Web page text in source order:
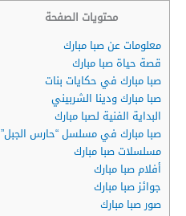
محتويات الصفحة
معلومات عن صبا مبارك
قصة حياة صبا مبارك
صبا مبارك في حكايات بنات
صبا مبارك ودينا الشربيني
البداية الفنية لصبا مبارك
صبا مبارك في مسلسل “حارس الجبل”
مسلسلات صبا مبارك
أفلام صبا مبارك
جوائز صبا مبارك
صور صبا مبارك